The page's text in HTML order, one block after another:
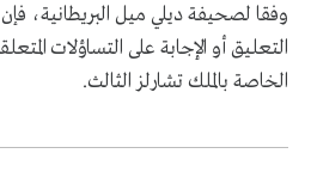
وفقا لصحيفة ديلي ميل البريطانية،
التعليق أو الإجابة على التساؤلات
الخاصة بالملك تشارلز الثالث.